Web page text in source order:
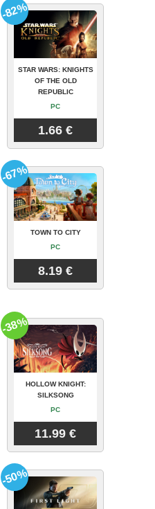
STAR WARS: KNIGHTS
OF THE OLD
REPUBLIC
PC
1.66 €
-82%
TOWN TO CITY
PC
8.19 €
-67%
HOLLOW KNIGHT:
SILKSONG
PC
11.99 €
-38%
-50%